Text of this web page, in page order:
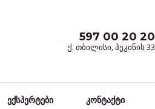
597 00 20 20
ქ. თბილისი, პეკინის 33
ექსპერტები კონტაქტი